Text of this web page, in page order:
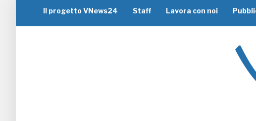
Il progetto VNews24 Staff Lavora con noi